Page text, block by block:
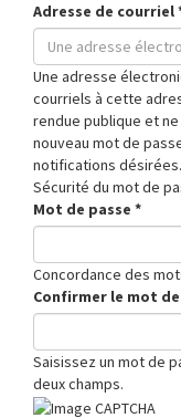
Adresse de courriel
Une adresse
courriels à cette
rendue publique et
nouveau mot de
notifications désirées.
Sécurité du mot de
Mot de passe *
Concordance des
Confirmer le mot
Saisissez un mot de
deux champs.